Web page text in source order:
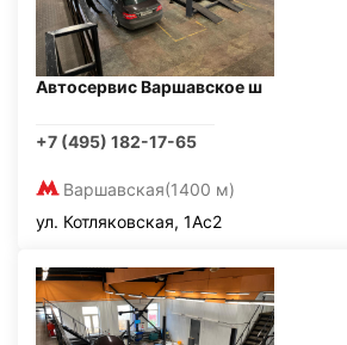
Автосервис Варшавское ш
+7 (495) 182-17-65
Варшавская(1400 м)
ул. Котляковская, 1Ас2